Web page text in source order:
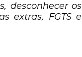
desconhecer os
extras, FGTS e